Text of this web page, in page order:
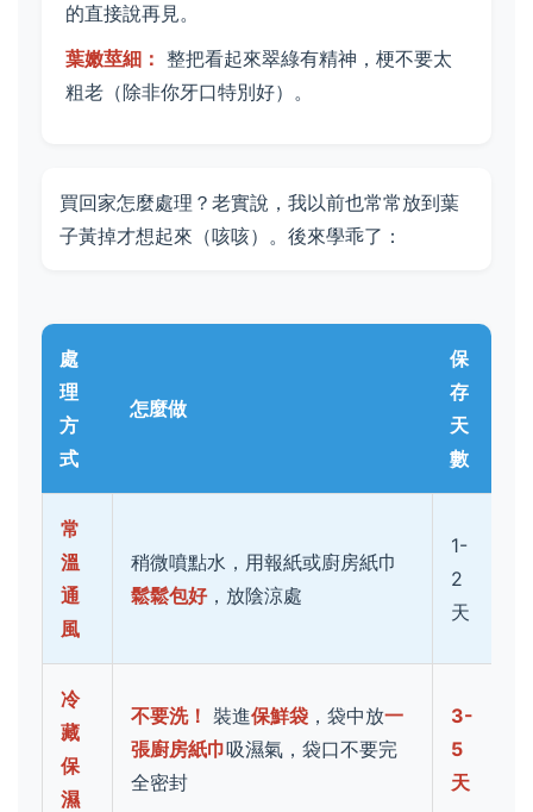
的直接說再見。
葉嫩莖細： 整把看起來翠綠有精神，梗不要太
粗老（除非你牙口特別好）。
買回家怎麼處理？老實說，我以前也常常放到葉
子黃掉才想起來（咳咳）。後來學乖了：
處
理
方
式
怎麼做
保
存
天
數
常
溫
通
風
稍微噴點水，用報紙或廚房紙巾
鬆鬆包好，放陰涼處
1-
2
天
冷
藏
保
濕
不要洗！ 裝進保鮮袋 ，袋中放一
張廚房紙巾吸濕氣，袋口不要完
全密封
3-
5
天